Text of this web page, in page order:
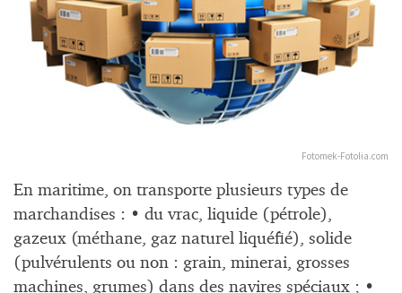
Fotomek-Fotolia.com
En maritime, on transporte plusieurs types de
marchandises : • du vrac, liquide (pétrole),
gazeux (méthane, gaz naturel liquéfié), solide
(pulvérulents ou non : grain, minerai, grosses
machines, grumes) dans des navires spéciaux ; •